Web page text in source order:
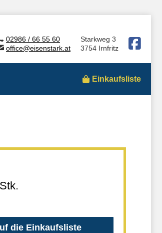
02986 / 66 55 60
office@eisenstark.at
Starkweg 3
3754 Irnfritz
Einkaufsliste
die Einkaufsliste